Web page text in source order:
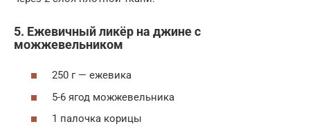
5. Ежевичный ликёр на джине с
можжевельником
250 г — ежевика
5-6 ягод можжевельника
1 палочка корицы